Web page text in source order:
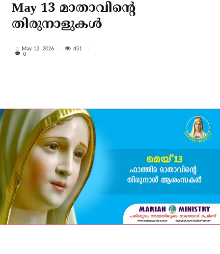
May 13 മാതാവിന്റെ
തിരുനാളുകൾ
May 12, 2026
451
0